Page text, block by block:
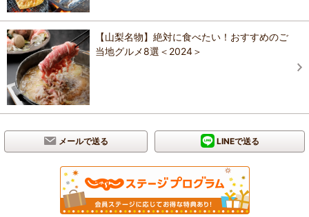
【山梨名物】絶対に食べたい！おすすめのご
当地グルメ8選＜2024＞
メールで送る LINEで送る